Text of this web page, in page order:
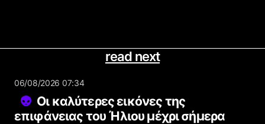
read next
06/08/2026 07:34
Οι καλύτερες εικόνες της
επιφάνειας του Ήλιου μέχρι σήμερα